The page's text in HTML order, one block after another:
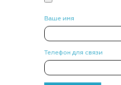
Ваше имя
Телефон для связи